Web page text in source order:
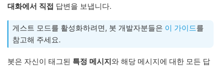
대화에서 직접 답변을 보냅니다.
게스트 모드를 활성화하려면, 봇 개발자분들은 이 가이드를
참고해 주세요.
봇은 자신이 태그된 특정 메시지와 해당 메시지에 대한 모든 답